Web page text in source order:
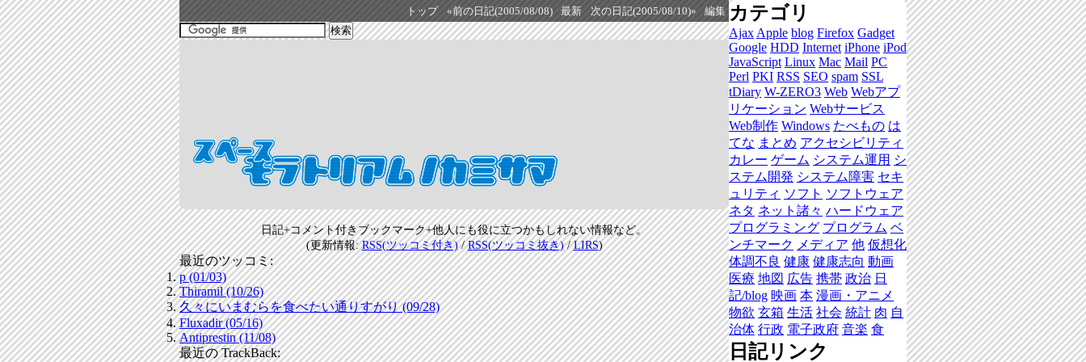
トップ «前の日記(2005/08/08) 最新 次の日記(2005/08/10)» 編集
日記+コメント付きブックマーク+他人にも役に立つかもしれない情報など。
(更新情報:RSS(ツッコミ付き)/RSS(ツッコミ抜き)/LIRS)
最近のツッコミ:
p (01/03)
Thiramil (10/26)
久々にいまむらを食べたい通りすがり (09/28)
Fluxadir (05/16)
Antiprestin (11/08)
最近の TrackBack:
カテゴリ
Ajax Apple blog Firefox Gadget
Google HDD Internet iPhone iPod
JavaScript Linux Mac Mail PC
Perl PKI RSS SEO spam SSL
tDiary W-ZERO3 Web Webアプ
リケーション Webサービス
Web制作 Windows たべもの は
てな まとめ アクセシビリティ
カレー ゲーム システム運用 シ
ステム開発 システム障害 セキ
ュリティ ソフト ソフトウェア
ネタ ネット諸々 ハードウェア
プログラミング プログラム ベ
ンチマーク メディア 他 仮想化
体調不良 健康 健康志向 動画
医療 地図 広告 携帯 政治 日
記/blog 映画 本 漫画・アニメ
物欲 玄箱 生活 社会 統計 肉 自
治体 行政 電子政府 音楽 食
日記リンク